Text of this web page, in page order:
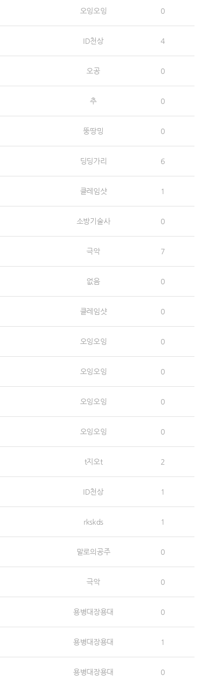
오잉오잉 0
ID천상 4
오공 0
추 0
뚱땅밍 0
딩딩가리 6
클레임샷 1
소방기술사 0
극악 7
없음 0
클레임샷 0
오잉오잉 0
오잉오잉 0
오잉오잉 0
오잉오잉 0
t지오t 2
ID천상 1
rkskds 1
말로의공주 0
극악 0
용병대장용대 0
용병대장용대 1
용병대장용대 0